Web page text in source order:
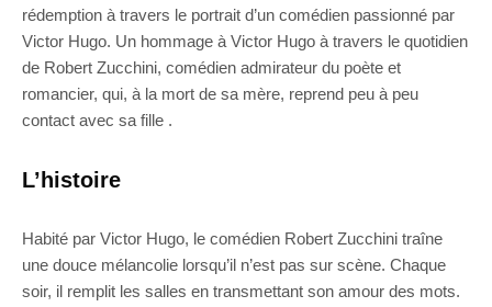
rédemption à travers le portrait d’un comédien passionné par
Victor Hugo. Un hommage à Victor Hugo à travers le quotidien
de Robert Zucchini, comédien admirateur du poète et
romancier, qui, à la mort de sa mère, reprend peu à peu
contact avec sa fille .
L’histoire
Habité par Victor Hugo, le comédien Robert Zucchini traîne
une douce mélancolie lorsqu’il n’est pas sur scène. Chaque
soir, il remplit les salles en transmettant son amour des mots.